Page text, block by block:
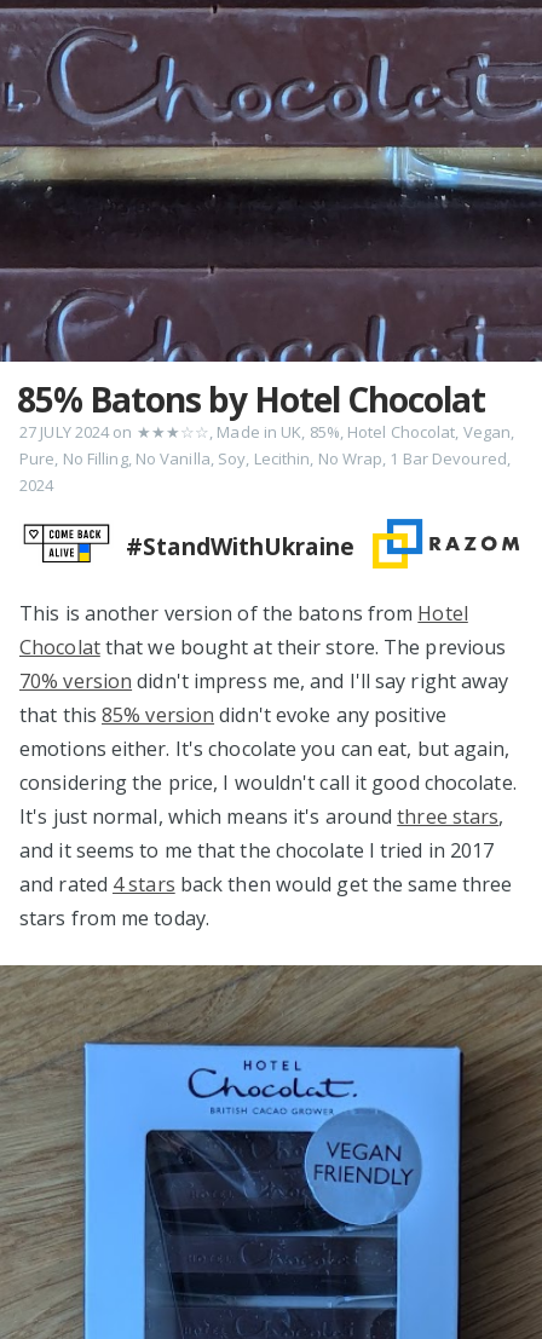
85% Batons by Hotel Chocolat
27 JULY 2024on ★★★☆☆, Made in UK, 85%, Hotel Chocolat, Vegan,
Pure, No Filling, No Vanilla, Soy, Lecithin, No Wrap, 1 Bar Devoured,
2024
#StandWithUkraine
This is another version of the batons from Hotel
Chocolatthat we bought at their store. The previous
70% version didn't impress me, and I'll say right away
that this 85% version didn't evoke any positive
emotions either. It's chocolate you can eat, but again,
considering the price, I wouldn't call it good chocolate.
It's just normal, which means it's aroundthree stars,
and it seems to me that the chocolate I tried in 2017
and rated 4 stars back then would get the same three
stars from me today.